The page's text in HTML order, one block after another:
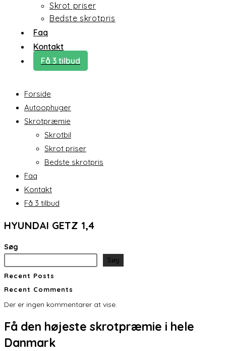
Skrot priser
Bedste skrotpris
Faq
Kontakt
Få 3 tilbud
Forside
Autoophuger
Skrotpræmie
Skrotbil
Skrot priser
Bedste skrotpris
Faq
Kontakt
Få 3 tilbud
HYUNDAI GETZ 1,4
Søg
Søg
Recent Posts
Recent Comments
Der er ingen kommentarer at vise.
Få den højeste skrotpræmie i hele
Danmark